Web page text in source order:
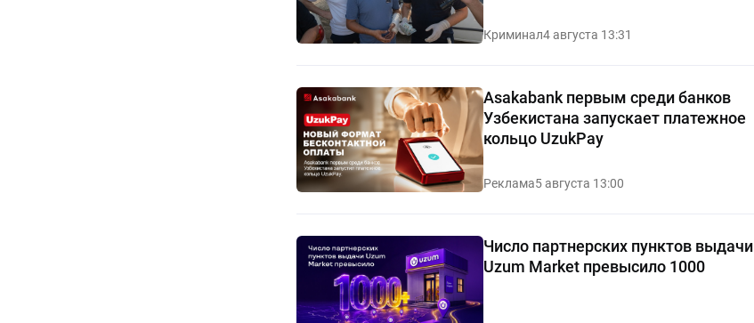
Криминал4 августа 13:31
Asakabank первым среди банков
Узбекистана запускает платежное
кольцо UzukPay
Реклама5 августа 13:00
Число партнерских пунктов выдачи
Uzum Market превысило 1000